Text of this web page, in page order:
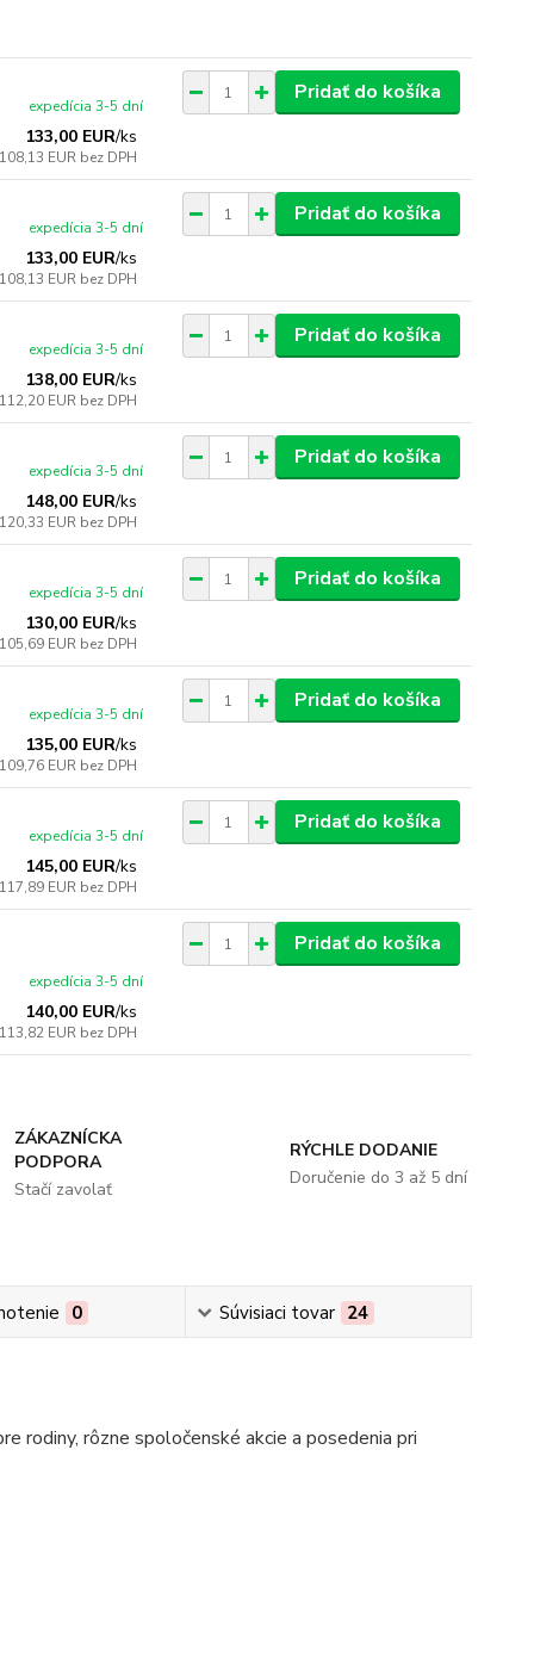
133,00 EUR/ks
108,13 EUR bez DPH
expedícia 3-5 dní
Pridať do košíka
133,00 EUR/ks
108,13 EUR bez DPH
expedícia 3-5 dní
Pridať do košíka
138,00 EUR/ks
112,20 EUR bez DPH
expedícia 3-5 dní
Pridať do košíka
148,00 EUR/ks
120,33 EUR bez DPH
expedícia 3-5 dní
Pridať do košíka
130,00 EUR/ks
105,69 EUR bez DPH
expedícia 3-5 dní
Pridať do košíka
135,00 EUR/ks
109,76 EUR bez DPH
expedícia 3-5 dní
Pridať do košíka
145,00 EUR/ks
117,89 EUR bez DPH
expedícia 3-5 dní
Pridať do košíka
140,00 EUR/ks
113,82 EUR bez DPH
expedícia 3-5 dní
Pridať do košíka
ZÁKAZNÍCKA
PODPORA
Stačí zavolať
RÝCHLE DODANIE
Doručenie do 3 až 5 dní
0 Súvisiaci tovar 24
rodiny, rôzne spoločenské akcie a posedenia pri